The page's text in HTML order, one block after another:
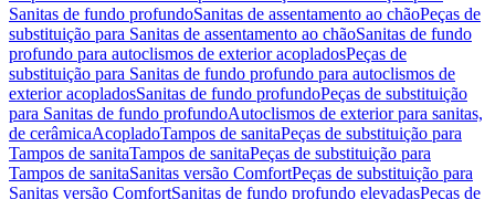
Sanitas de fundo profundoSanitas de assentamento ao chãoPeças de
substituição para Sanitas de assentamento ao chãoSanitas de fundo
profundo para autoclismos de exterior acopladosPeças de
substituição para Sanitas de fundo profundo para autoclismos de
exterior acopladosSanitas de fundo profundoPeças de substituição
para Sanitas de fundo profundoAutoclismos de exterior para sanitas,
de cerâmicaAcopladoTampos de sanitaPeças de substituição para
Tampos de sanitaTampos de sanitaPeças de substituição para
Tampos de sanitaSanitas versão ComfortPeças de substituição para
Sanitas versão ComfortSanitas de fundo profundo elevadasPeças de